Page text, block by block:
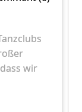
wir